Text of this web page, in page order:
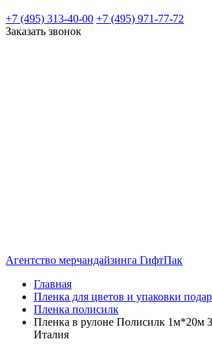
+7 (495) 313-40-00 +7 (495) 971-77-72
Заказать звонок
Агентство мерчандайзинга ГифтПак
Главная
Пленка для цветов и упаковки
Пленка полисилк
Пленка в рулоне Полисилк 1м*20м
Италия